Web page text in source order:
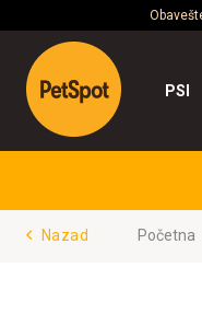
PSI
Nazad Početna